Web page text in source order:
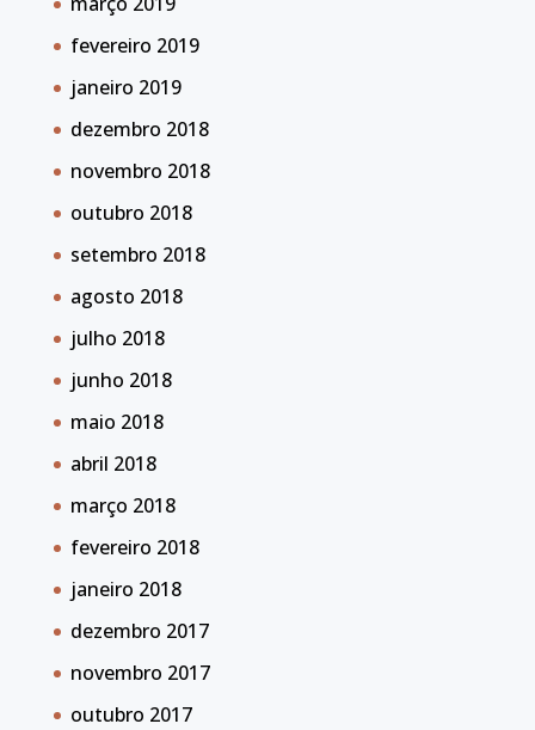
fevereiro 2019
janeiro 2019
dezembro 2018
novembro 2018
outubro 2018
setembro 2018
agosto 2018
julho 2018
junho 2018
maio 2018
abril 2018
março 2018
fevereiro 2018
janeiro 2018
dezembro 2017
novembro 2017
outubro 2017